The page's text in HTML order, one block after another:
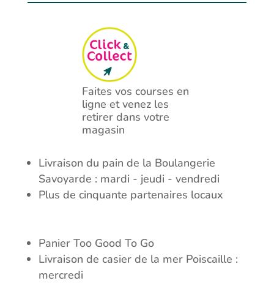
Faites vos courses en
ligne et venez les
retirer dans votre
magasin
Livraison du pain de la Boulangerie
Savoyarde : mardi - jeudi - vendredi
Plus de cinquante partenaires locaux
Panier Too Good To Go
Livraison de casier de la mer Poiscaille :
mercredi